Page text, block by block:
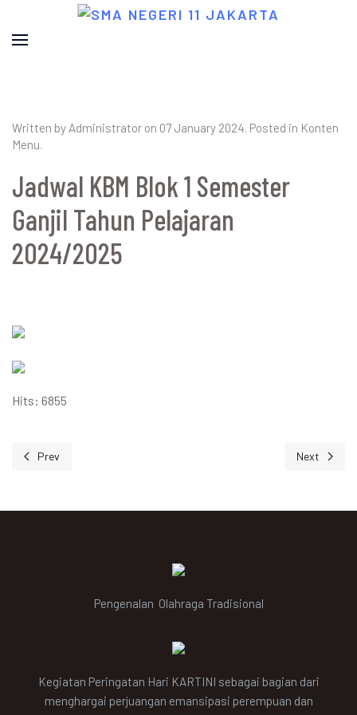
Written by Administrator on 07 January 2024. Posted in Konten
Menu.
Jadwal KBM Blok 1 Semester
Ganjil Tahun Pelajaran
2024/2025
Hits: 6855
Previous article: Tentang SMA Negeri 11 Jakarta
Prev Next
Next
Pengenalan Olahraga Tradisional
Kegiatan Peringatan Hari KARTINI sebagai bagian dari
menghargai perjuangan emansipasi perempuan dan